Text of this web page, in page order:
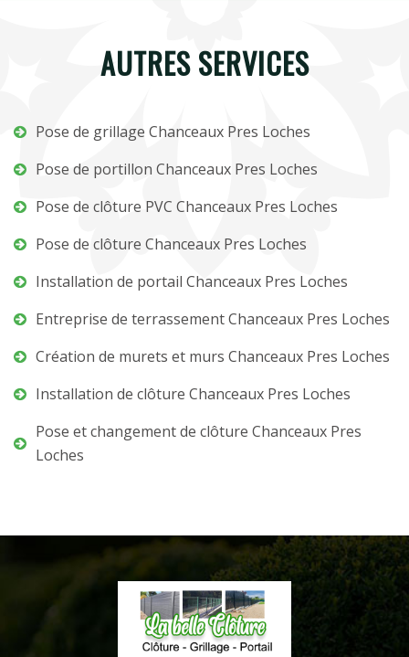
AUTRES SERVICES
Pose de grillage Chanceaux Pres Loches
Pose de portillon Chanceaux Pres Loches
Pose de clôture PVC Chanceaux Pres Loches
Pose de clôture Chanceaux Pres Loches
Installation de portail Chanceaux Pres Loches
Entreprise de terrassement Chanceaux Pres Loches
Création de murets et murs Chanceaux Pres Loches
Installation de clôture Chanceaux Pres Loches
Pose et changement de clôture Chanceaux Pres
Loches